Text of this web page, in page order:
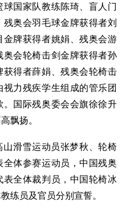
国家队教练陈琦、盲人门
奥会羽毛球金牌获得者刘
金牌获得者姚娟、残奥会游
会轮椅击剑金牌获得者孙
获得者薛娟、残奥会轮椅击
力残疾学生组成的管乐团
国际残奥委会会旗徐徐升
飘扬。
山滑雪运动员张梦秋、轮椅
体参赛运动员，中国残奥
全体裁判员，中国轮椅冰
练员及官员分别宣誓。